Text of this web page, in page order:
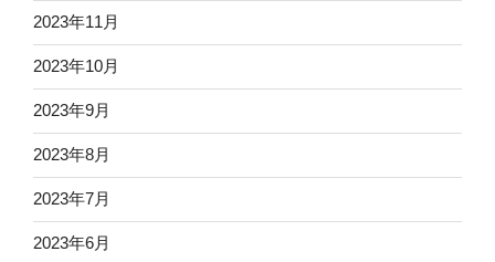
2023年11月
2023年10月
2023年9月
2023年8月
2023年7月
2023年6月